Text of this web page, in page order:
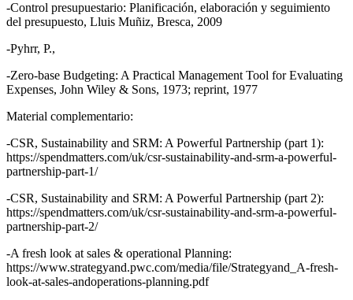
-Control presupuestario: Planificación, elaboración y seguimiento
del presupuesto, Lluis Muñiz, Bresca, 2009
-Pyhrr, P.,
-Zero-base Budgeting: A Practical Management Tool for Evaluating
Expenses, John Wiley & Sons, 1973; reprint, 1977
Material complementario:
-CSR, Sustainability and SRM: A Powerful Partnership (part 1):
https://spendmatters.com/uk/csr-sustainability-and-srm-a-powerful-
partnership-part-1/
-CSR, Sustainability and SRM: A Powerful Partnership (part 2):
https://spendmatters.com/uk/csr-sustainability-and-srm-a-powerful-
partnership-part-2/
-A fresh look at sales & operational Planning:
https://www.strategyand.pwc.com/media/file/Strategyand_A-fresh-
look-at-sales-andoperations-planning.pdf